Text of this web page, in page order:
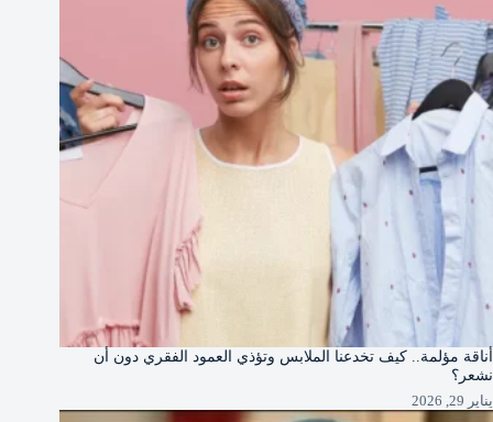
أناقة مؤلمة.. كيف تخدعنا الملابس وتؤذي العمود الفقري دون أن
نشعر؟
يناير 29, 2026